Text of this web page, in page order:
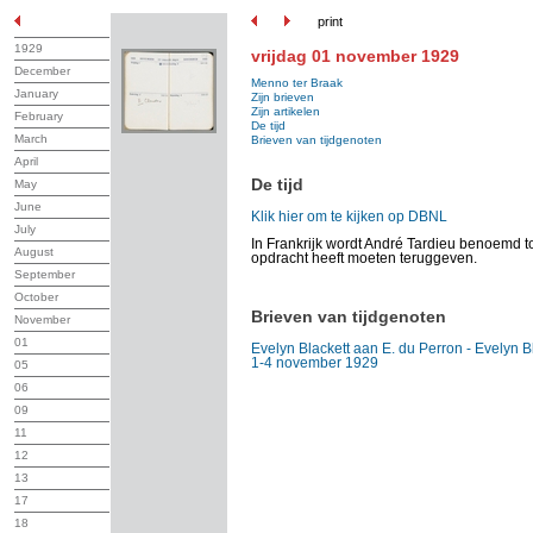
print
1929
December
January
February
March
April
May
June
July
August
September
October
November
01
05
06
09
11
12
13
17
18
vrijdag 01 november 1929
Menno ter Braak
Zijn brieven
Zijn artikelen
De tijd
Brieven van tijdgenoten
De tijd
Klik hier om te kijken op DBNL
In Frankrijk wordt André Tardieu benoemd
opdracht heeft moeten teruggeven.
Brieven van tijdgenoten
Evelyn Blackett aan E. du Perron - Evelyn
1-4 november 1929